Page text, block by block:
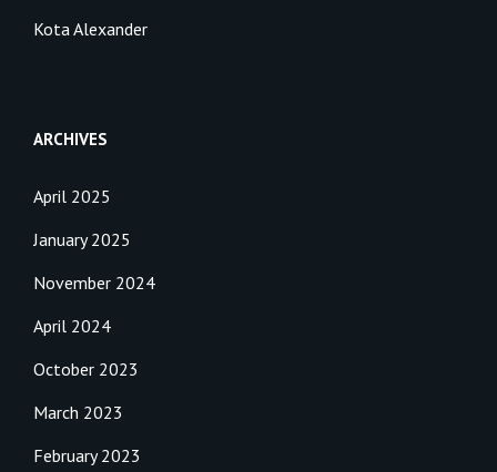
Kota Alexander
ARCHIVES
April 2025
January 2025
November 2024
April 2024
October 2023
March 2023
February 2023